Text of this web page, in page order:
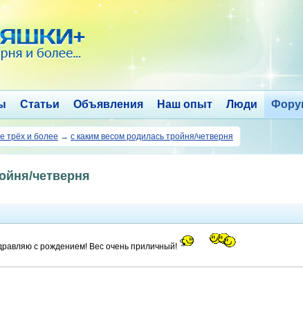
Статьи Объявления Наш опыт Люди
трёх и более → с каким весом родилась тройня/четверня
четверня
с рождением! Вес очень приличный!